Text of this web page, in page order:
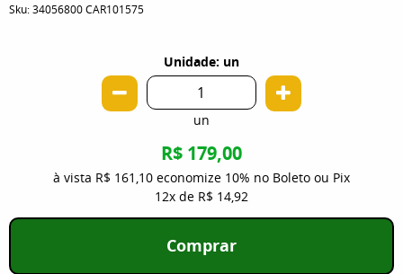
Sku:34056800 CAR101575
Unidade: un
un
R$ 179,00
à vista R$ 161,10 economize 10% no Boleto ou Pix
12x de R$ 14,92
Comprar